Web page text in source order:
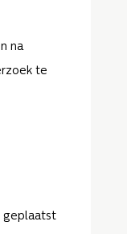
na
te
geplaatst